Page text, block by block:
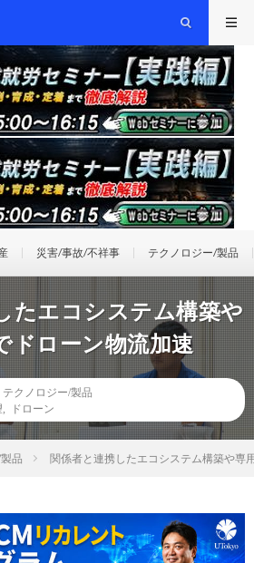
災害/事故/不祥事 テクノロジー/製品
たエコシステム構築や
ドローン物流加速
テクノロジー/製品
ドローン
品 関係者と連携したエコシステム構築や専